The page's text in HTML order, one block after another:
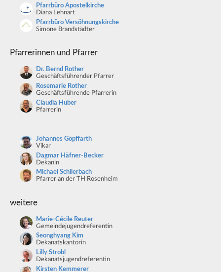
Pfarrbüro Apostelkirche
Diana Lehnart
Pfarrbüro Versöhnungskirche
Simone Brandstädter
Pfarrerinnen und Pfarrer
Dr. Bernd Rother
Geschäftsführender Pfarrer
Rosemarie Rother
Geschäftsführende Pfarrerin
Claudia Huber
Pfarrerin
Johannes Göpffarth
Vikar
Dagmar Häfner-Becker
Dekanin
Michael Schlierbach
Pfarrer an der TH Rosenheim
weitere
Marie-Cécile Reuter
Gemeindejugendreferentin
Seonghyang Kim
Dekanatskantorin
Lilly Strobl
Dekanatsjugendreferentin
Kirsten Kemmerer